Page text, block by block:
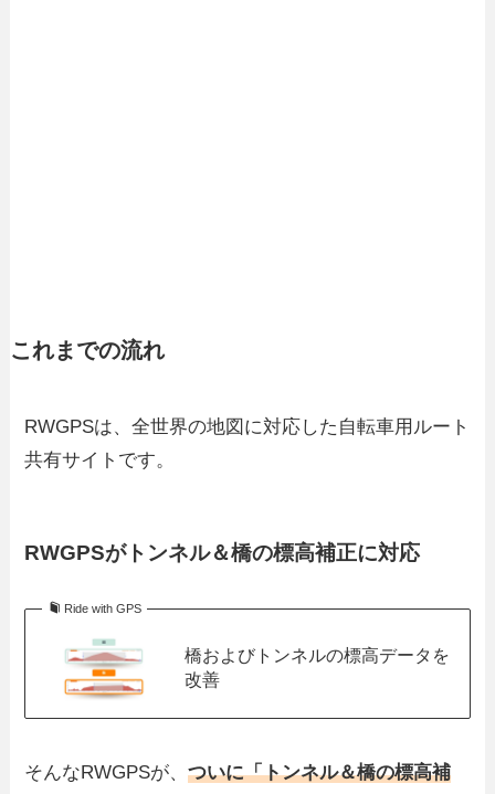
これまでの流れ
RWGPSは、全世界の地図に対応した自転車用ルート
共有サイトです。
RWGPSがトンネル＆橋の標高補正に対応
Ride with GPS
橋およびトンネルの標高データを
改善
そんなRWGPSが、ついに「トンネル＆橋の標高補